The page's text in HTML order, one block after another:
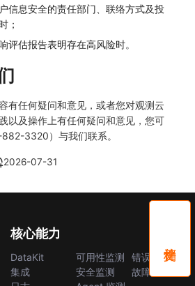
信息安全的责任部门、联络方式及投
；
评估报告表明存在高风险时。
有任何疑问和意见，或者您对观测云
以及操作上有任何疑问和意见，您可
3320）与我们联系。
2026-07-31
核心能力
DataKit
集成
可用性监测
安全监测
错误中心
故障中心